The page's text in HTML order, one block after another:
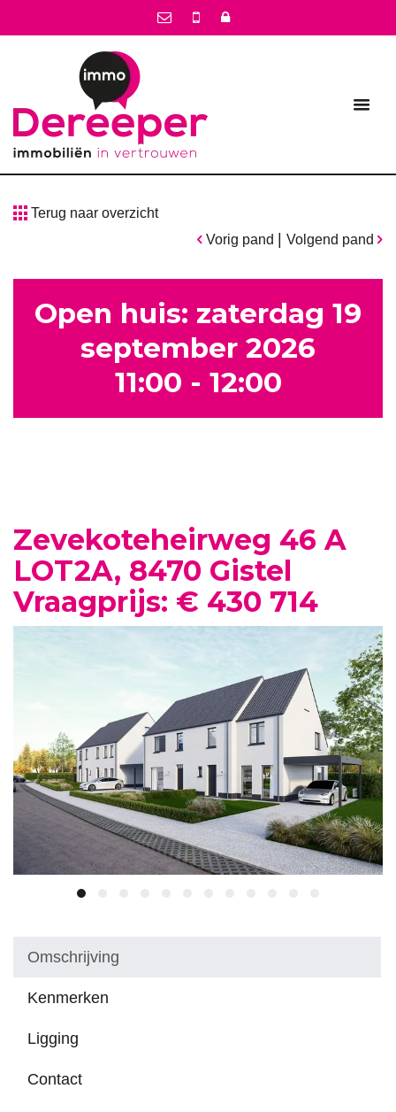
Terug naar overzicht
Vorig pand
Volgend pand
Open huis: zaterdag 19
september 2026
11:00 - 12:00
Zevekoteheirweg 46 A
LOT2A, 8470 Gistel
Vraagprijs: € 430 714
Omschrijving
Kenmerken
Ligging
Contact